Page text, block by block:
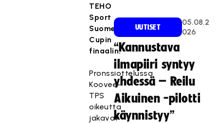
TEHO
Sport
Suomen
Cupin
finaalin.
Pronssiottelussa
Koovee-
TPS
oikeutta
jakavat
UUTISET
05.08.2
026
“Kannustava
ilmapiiri syntyy
yhdessä – Reilu
Aikuinen -pilotti
käynnistyy”